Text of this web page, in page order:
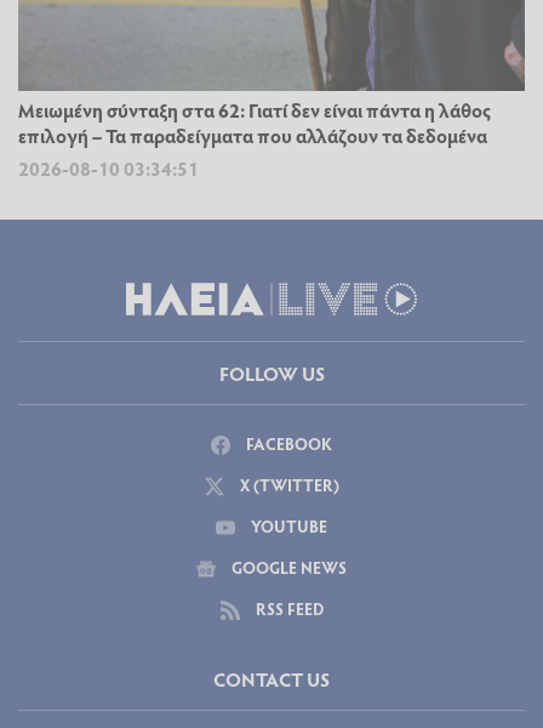
Μειωμένη σύνταξη στα 62: Γιατί δεν είναι πάντα η λάθος
επιλογή – Τα παραδείγματα που αλλάζουν τα δεδομένα
2026-08-10 03:34:51
FOLLOW US
FACEBOOK
X (TWITTER)
YOUTUBE
GOOGLE NEWS
RSS FEED
CONTACT US